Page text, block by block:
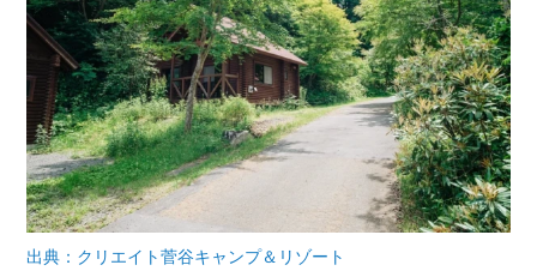
出典：クリエイト菅谷キャンプ＆リゾート